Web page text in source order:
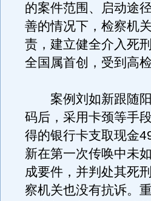
的案件范围、启动途
善的情况下，检察机
责，建立健全介入死
全国属首创，受到高
案例刘如新跟随阳
码后，采用卡颈等手
得的银行卡支取现金
新在第一次传唤中未
成要件，并判处其死
察机关也没有抗诉。